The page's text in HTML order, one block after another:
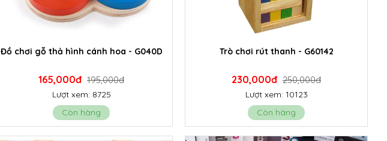
Đồ chơi gỗ thả hình cánh hoa - G040D
165,000đ 195,000đ
Lượt xem: 8725
Còn hàng
Trò chơi rút thanh - G60142
230,000đ 250,000đ
Lượt xem: 10123
Còn hàng